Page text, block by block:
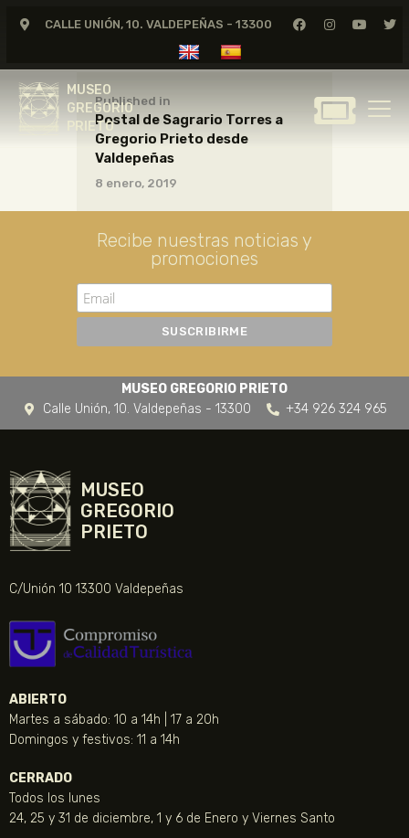
CALLE UNIÓN, 10. VALDEPEÑAS - 13300
MUSEO
GREGORIO
PRIETO
MUSEO
GREGORIO
GREGORIO PRIETO
MUSEO
ARCHIVO
CERTAMEN DE DIBUJO
FUNDACIÓN
TIENDA
NOTICIAS
Published in
Postal de Sagrario Torres a
Gregorio Prieto desde
Valdepeñas
8 enero, 2019
Recibe nuestras noticias y
promociones
MUSEO GREGORIO PRIETO
Calle Unión, 10. Valdepeñas - 13300
+34 926 324 965
MUSEO
GREGORIO
PRIETO
C/Unión 10 13300 Valdepeñas
ABIERTO
Martes a sábado: 10 a 14h | 17 a 20h
Domingos y festivos: 11 a 14h
CERRADO
Todos los lunes
24, 25 y 31 de diciembre, 1 y 6 de Enero y Viernes Santo